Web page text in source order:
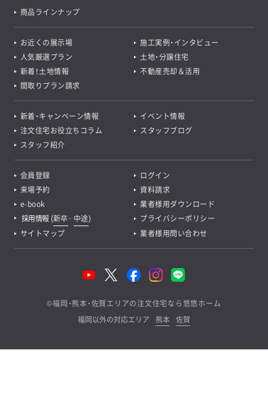
商品ラインナップ
お近くの展示場
施工実例・インタビュー
人気厳選プラン
土地・分譲住宅
新着！土地情報
不動産売却＆活用
間取りプラン請求
新着・キャンペーン情報
イベント情報
注文住宅お役立ちコラム
スタッフブログ
スタッフ紹介
会員登録
ログイン
来場予約
資料請求
e-book
業者様用ダウンロード
採用情報 (新卒･ 中途)
プライバシーポリシー
サイトマップ
業者様用問い合わせ
©福岡・熊本・佐賀エリアの注文住宅なら悠悠ホーム
福岡以外の対応エリア
熊本 佐賀